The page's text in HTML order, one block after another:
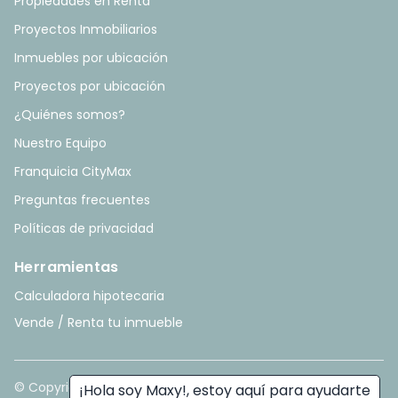
¡Hola soy Maxy!, estoy aquí para ayudarte
Proyectos Inmobiliarios
Inmuebles por ubicación
Proyectos por ubicación
¿Quiénes somos?
Nuestro Equipo
Franquicia CityMax
Preguntas frecuentes
Políticas de privacidad
Herramientas
Calculadora hipotecaria
Vende / Renta tu inmueble
© Copyright2026. All rights reserved. - Hecho con ❤️ por